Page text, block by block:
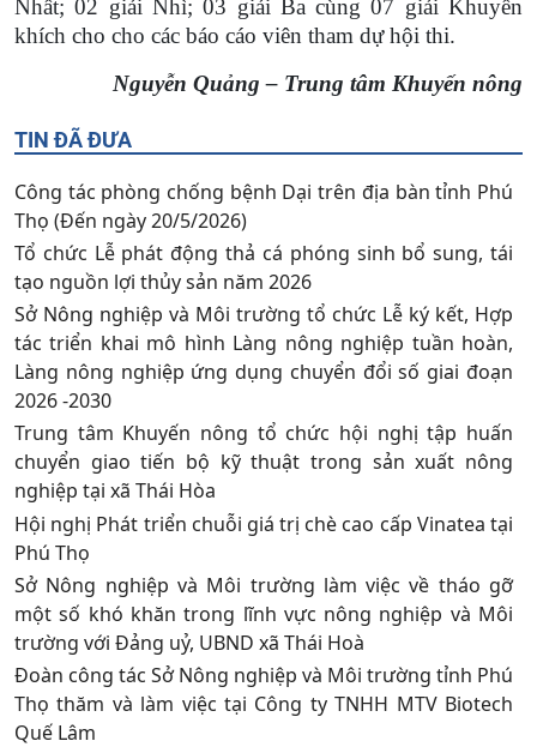
Nhất; 02 giải Nhì; 03 giải Ba cùng 07 giải Khuyến
khích cho cho các báo cáo viên tham dự hội thi.
Nguyễn Quảng – Trung tâm Khuyến nông
TIN ĐÃ ĐƯA
Công tác phòng chống bệnh Dại trên địa bàn tỉnh Phú
Thọ (Đến ngày 20/5/2026)
Tổ chức Lễ phát động thả cá phóng sinh bổ sung, tái
tạo nguồn lợi thủy sản năm 2026
Sở Nông nghiệp và Môi trường tổ chức Lễ ký kết, Hợp
tác triển khai mô hình Làng nông nghiệp tuần hoàn,
Làng nông nghiệp ứng dụng chuyển đổi số giai đoạn
2026 -2030
Trung tâm Khuyến nông tổ chức hội nghị tập huấn
chuyển giao tiến bộ kỹ thuật trong sản xuất nông
nghiệp tại xã Thái Hòa
Hội nghị Phát triển chuỗi giá trị chè cao cấp Vinatea tại
Phú Thọ
Sở Nông nghiệp và Môi trường làm việc về tháo gỡ
một số khó khăn trong lĩnh vực nông nghiệp và Môi
trường với Đảng uỷ, UBND xã Thái Hoà
Đoàn công tác Sở Nông nghiệp và Môi trường tỉnh Phú
Thọ thăm và làm việc tại Công ty TNHH MTV Biotech
Quế Lâm